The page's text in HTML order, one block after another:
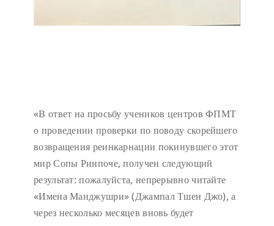
«В ответ на просьбу учеников центров ФПМТ
о проведении проверки по поводу скорейшего
возвращения реинкарнации покинувшего этот
мир Сопы Ринпоче, получен следующий
результат: пожалуйста, непрерывно читайте
«Имена Манджушри» (Джампал Тшен Джо), а
через несколько месяцев вновь будет